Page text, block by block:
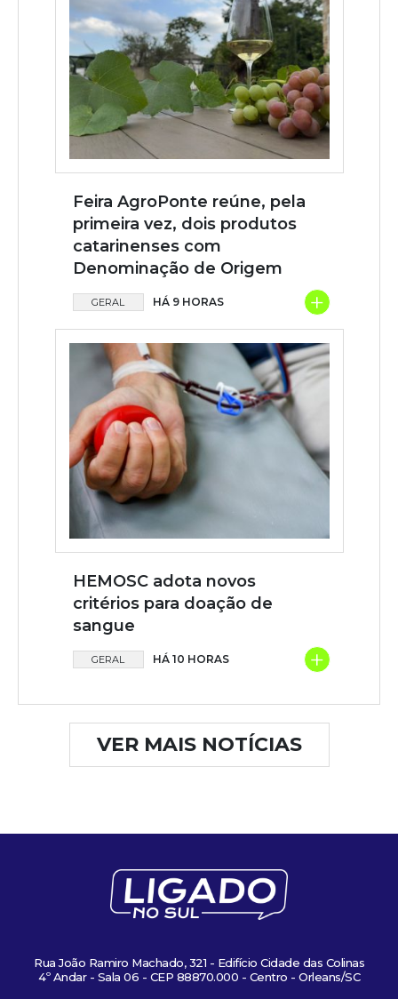
Feira AgroPonte reúne, pela
primeira vez, dois produtos
catarinenses com
Denominação de Origem
GERAL HÁ 9 HORAS +
HEMOSC adota novos
critérios para doação de
sangue
GERAL HÁ 10 HORAS +
VER MAIS NOTÍCIAS
Rua João Ramiro Machado, 321 - Edifício Cidade das Colinas
4º Andar - Sala 06 - CEP 88870.000 - Centro - Orleans/SC